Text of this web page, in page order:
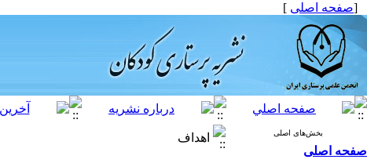
[صفحه اصلی ]
بخش‌های اصلی
صفحه اصلی
اهداف